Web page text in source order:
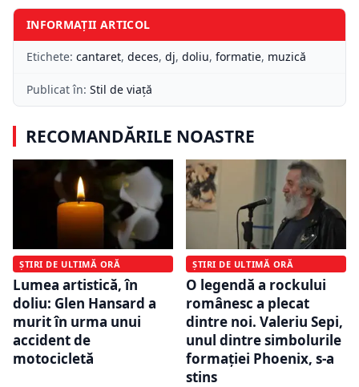
INFORMAȚII ARTICOL
Etichete: cantaret, deces, dj, doliu, formatie, muzică
Publicat în: Stil de viață
RECOMANDĂRILE NOASTRE
ȘTIRI DE ULTIMĂ ORĂ
Lumea artistică, în
doliu: Glen Hansard a
murit în urma unui
accident de
motocicletă
ȘTIRI DE ULTIMĂ ORĂ
O legendă a rockului
românesc a plecat
dintre noi. Valeriu Sepi,
unul dintre simbolurile
formației Phoenix, s-a
stins